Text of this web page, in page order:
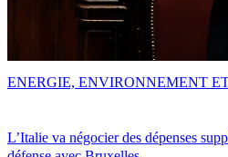
L’Italie va négocier des dépenses
ENERGIE, ENVIRONNEMENT